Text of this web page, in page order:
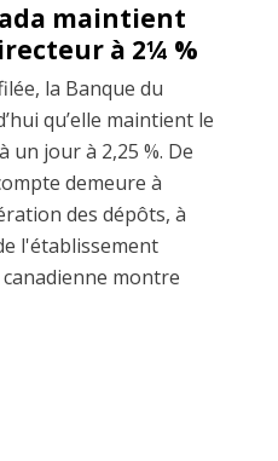
maintient
à 2¼ %
la Banque du
qu’elle maintient le
un jour à 2,25 %. De
demeure à
des dépôts, à
l'établissement
montre